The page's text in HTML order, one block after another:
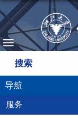
搜索
导航
服务